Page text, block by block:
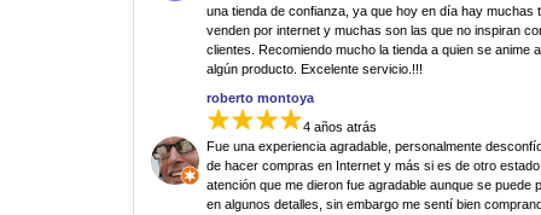
una tienda de confianza, ya que hoy en día hay muchas
venden por internet y muchas son las que no inspiran
clientes. Recomiendo mucho la tienda a quien se anime
algún producto. Excelente servicio.!!!
roberto montoya
4 años atrás
Fue una experiencia agradable, personalmente
de hacer compras en Internet y más si es de otro
atención que me dieron fue agradable aunque se puede
en algunos detalles, sin embargo me sentí bien